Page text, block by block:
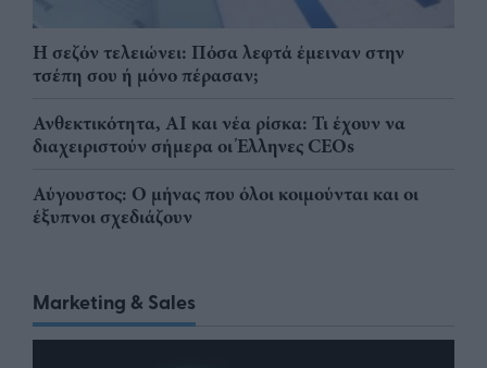
Η σεζόν τελειώνει: Πόσα λεφτά έμειναν στην
τσέπη σου ή μόνο πέρασαν;
Ανθεκτικότητα, AI και νέα ρίσκα: Τι έχουν να
διαχειριστούν σήμερα οι Έλληνες CEOs
Αύγουστος: Ο μήνας που όλοι κοιμούνται και οι
έξυπνοι σχεδιάζουν
Marketing & Sales